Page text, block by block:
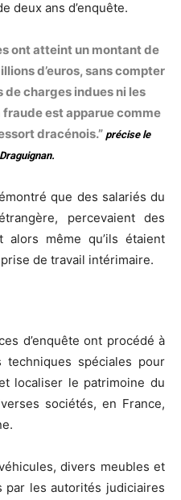
deux ans d’enquête.
ont atteint un montant de
d’euros, sans compter
charges indues ni les
est apparue comme
dracénois.” précise le
que des salariés du
percevaient des
alors même qu’ils étaient
de travail intérimaire.
d’enquête ont procédé à
spéciales pour
localiser le patrimoine du
sociétés, en France,
divers meubles et
les autorités judiciaires